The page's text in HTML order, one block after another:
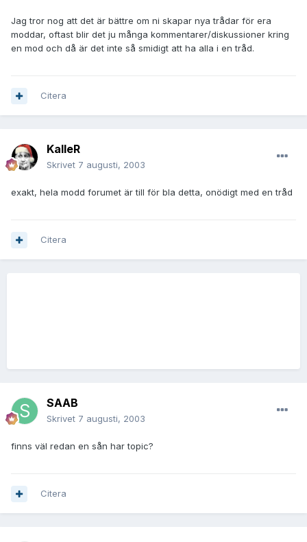
Jag tror nog att det är bättre om ni skapar nya trådar för era
moddar, oftast blir det ju många kommentarer/diskussioner kring
en mod och då är det inte så smidigt att ha alla i en tråd.
Citera
KalleR
Skrivet 7 augusti, 2003
exakt, hela modd forumet är till för bla detta, onödigt med en tråd
Citera
SAAB
Skrivet 7 augusti, 2003
finns väl redan en sån har topic?
Citera